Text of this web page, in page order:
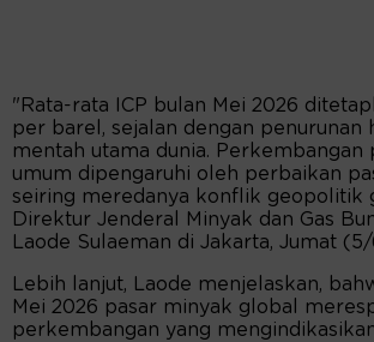
"Rata-rata ICP bulan Mei 2026
per barel, sejalan dengan penurunan
mentah utama dunia. Perkembangan
umum dipengaruhi oleh perbaikan
seiring meredanya konflik geopolitik
Direktur Jenderal Minyak dan Gas
Laode Sulaeman di Jakarta, Jumat (5/
Lebih lanjut, Laode menjelaskan,
Mei 2026 pasar minyak global
perkembangan yang